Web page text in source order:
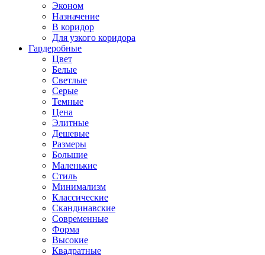
Эконом
Назначение
В коридор
Для узкого коридора
Гардеробные
Цвет
Белые
Светлые
Серые
Темные
Цена
Элитные
Дешевые
Размеры
Большие
Маленькие
Стиль
Минимализм
Классические
Скандинавские
Современные
Форма
Высокие
Квадратные